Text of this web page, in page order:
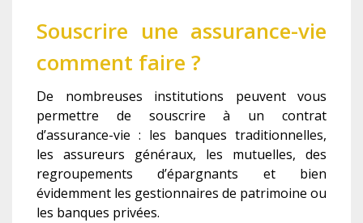
Souscrire une assurance-vie
comment faire ?
De nombreuses institutions peuvent vous
permettre de souscrire à un contrat
d’assurance-vie : les banques traditionnelles,
les assureurs généraux, les mutuelles, des
regroupements d’épargnants et bien
évidemment les gestionnaires de patrimoine ou
les banques privées.